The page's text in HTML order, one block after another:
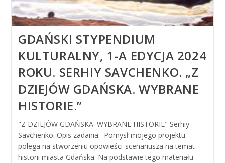
GDAŃSKI STYPENDIUM
KULTURALNY, 1-A EDYCJA 2024
ROKU. SERHIY SAVCHENKO. „Z
DZIEJÓW GDAŃSKA. WYBRANE
HISTORIE.”
"Z DZIEJÓW GDAŃSKA. WYBRANE HISTORIE" Serhiy
Savchenko. Opis zadania: Pomysł mojego projektu
polega na stworzeniu opowieści-scenariusza na temat
historii miasta Gdańska. Na podstawie tego materiału